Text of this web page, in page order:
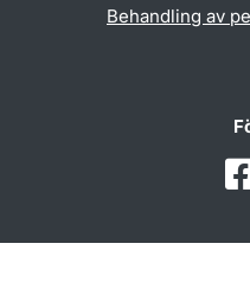
Behandling av